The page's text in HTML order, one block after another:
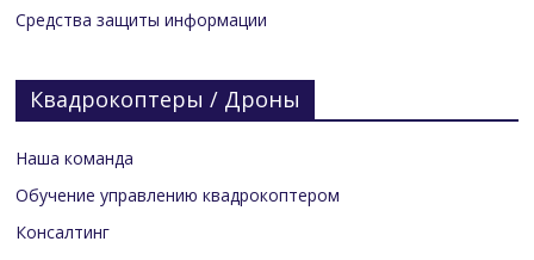
Средства защиты информации
Квадрокоптеры / Дроны
Наша команда
Обучение управлению квадрокоптером
Консалтинг